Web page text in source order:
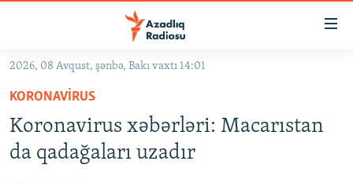
Əsas
qayıt
Əsas
naviqasiyaya
qayıt
KORRUPSIOMETR
#ƏSLINDƏ
2026, 08 Avqust, şənbə, Bakı vaxtı 14:01
KORONAVIRUS
Koronavirus xəbərləri: Macarıstan
da qadağaları uzadır